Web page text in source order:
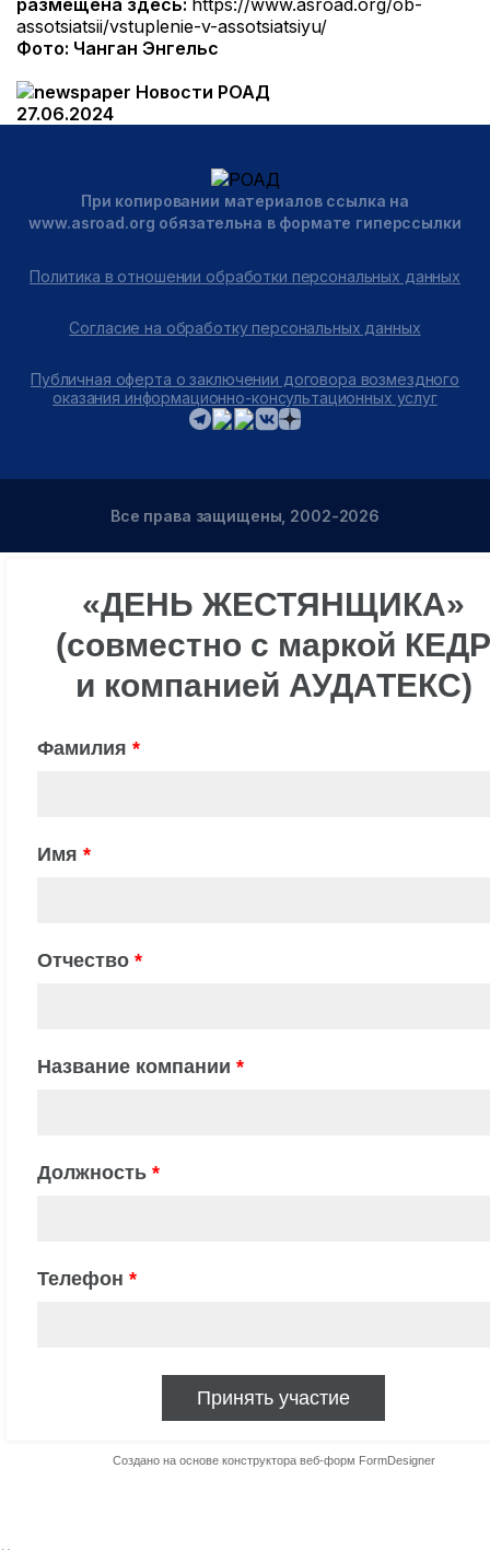
размещена здесь: https://www.asroad.org/ob-
assotsiatsii/vstuplenie-v-assotsiatsiyu/
Фото: Чанган Энгельс
Новости РОАД
27.06.2024
При копировании материалов ссылка на
www.asroad.org обязательна в формате гиперссылки
Политика в отношении обработки персональных данных
Согласие на обработку персональных данных
Публичная оферта о заключении договора возмездного
оказания информационно-консультационных услуг
Все права защищены, 2002-2026